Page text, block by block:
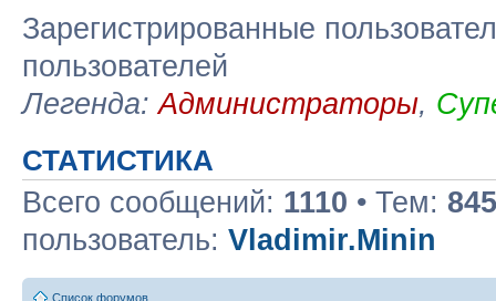
Зарегистрированные
пользователей
Легенда:Администраторы,
СТАТИСТИКА
Всего сообщений: 1110 • Тем: 845
пользователь: Vladimir.Minin
Список форумов